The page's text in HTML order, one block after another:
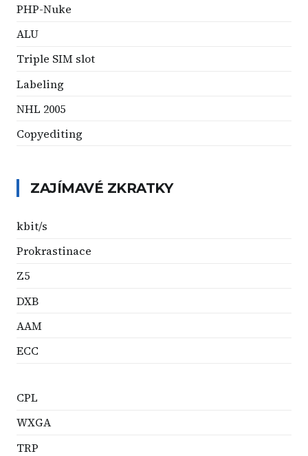
PHP-Nuke
ALU
Triple SIM slot
Labeling
NHL 2005
Copyediting
ZAJÍMAVÉ ZKRATKY
kbit/s
Prokrastinace
Z5
DXB
AAM
ECC
CPL
WXGA
TRP